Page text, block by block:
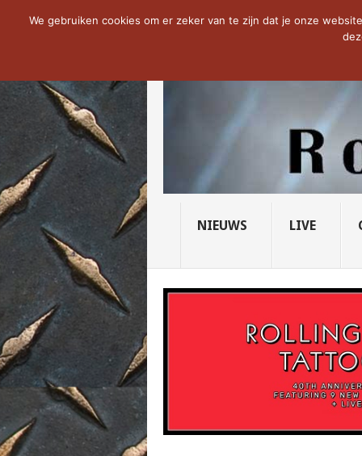
NOW TRENDING: THE VICIOUS HEAD
NIEUWS LIVE
We gebruiken cookies om er zeker van te zijn dat je onze